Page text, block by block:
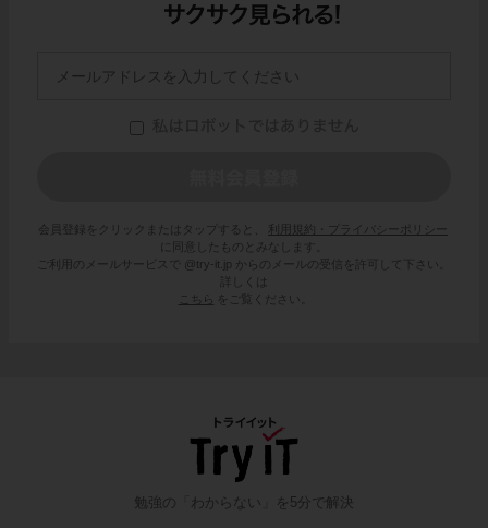
会員登録をクリックまたはタップすると、
利用規約・プライバシーポリシー
に同意したものとみなします。
ご利用のメールサービスで @try-it.jp からのメールの受信を許可して下さい。
詳しくは
こちら
をご覧ください。
勉強の「わからない」を5分で解決